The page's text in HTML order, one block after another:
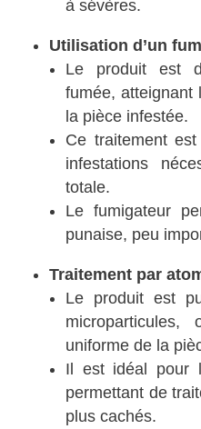
à sévères.
Utilisation d’un
Le produit est
fumée, atteignant
la pièce infestée.
Ce traitement
infestations
totale.
Le fumigateur
punaise, peu
Traitement par
Le produit est
microparticules,
uniforme de la
Il est idéal pour
permettant de
plus cachés.